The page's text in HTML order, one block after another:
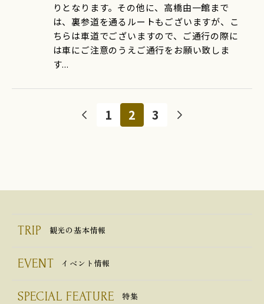
りとなります。その他に、高橋由一館まで
は、裏参道を通るルートもございますが、こ
ちらは車道でございますので、ご通行の際に
は車にご注意のうえご通行をお願い致しま
す...
1 2 3
TRIP 観光の基本情報
EVENT イベント情報
SPECIAL FEATURE 特集